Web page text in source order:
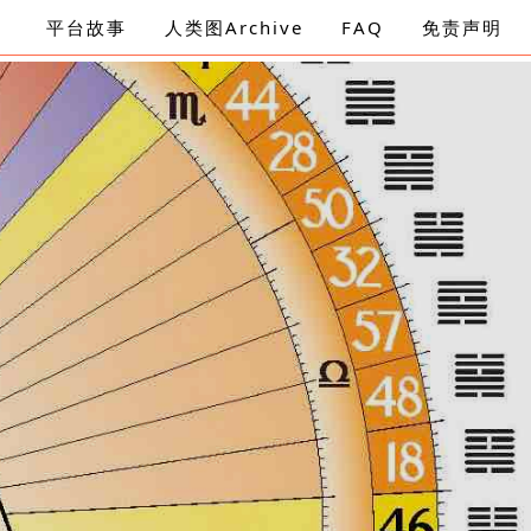
平台故事 人类图Archive FAQ 免责声明